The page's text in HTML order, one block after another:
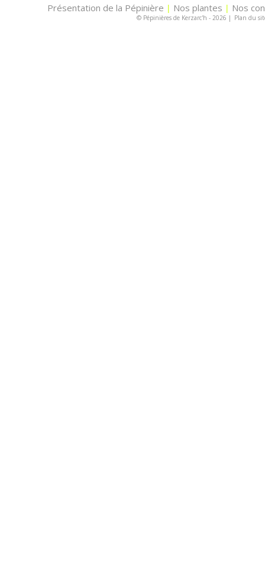
Présentation de la Pépinière | Nos plantes | Nos
© Pépinières de Kerzarc'h - 2026 | Plan du